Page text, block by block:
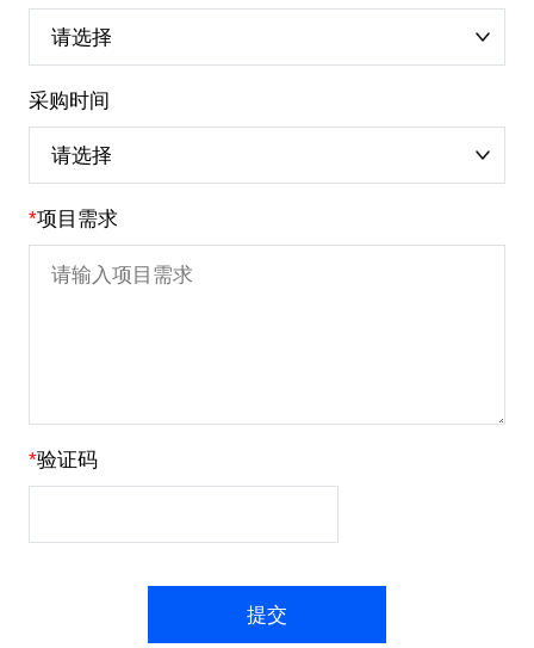
采购时间
*项目需求
*验证码
提交